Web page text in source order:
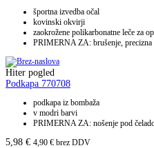
športna izvedba očal
kovinski okvirji
zaokrožene polikarbonatne leče za
PRIMERNA ZA: brušenje, precizna
Hiter pogled
Podkapa 770708
podkapa iz bombaža
v modri barvi
PRIMERNA ZA: nošenje pod
5,98 € 4,90 € brez DDV